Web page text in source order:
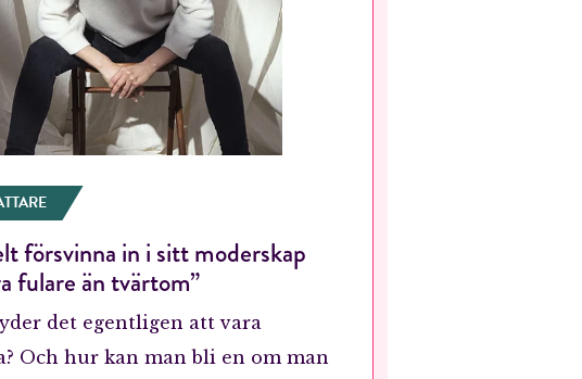
försvinna in i sitt moderskap
fulare än tvärtom”
det egentligen att vara
Och hur kan man bli en om man